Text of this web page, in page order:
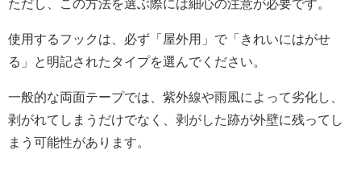
ただし、この方法を選ぶ際には細心の注意が必要です。
使用するフックは、必ず「屋外用」で「きれいにはがせ
る」と明記されたタイプを選んでください。
一般的な両面テープでは、紫外線や雨風によって劣化し、
剥がれてしまうだけでなく、剥がした跡が外壁に残ってし
まう可能性があります。